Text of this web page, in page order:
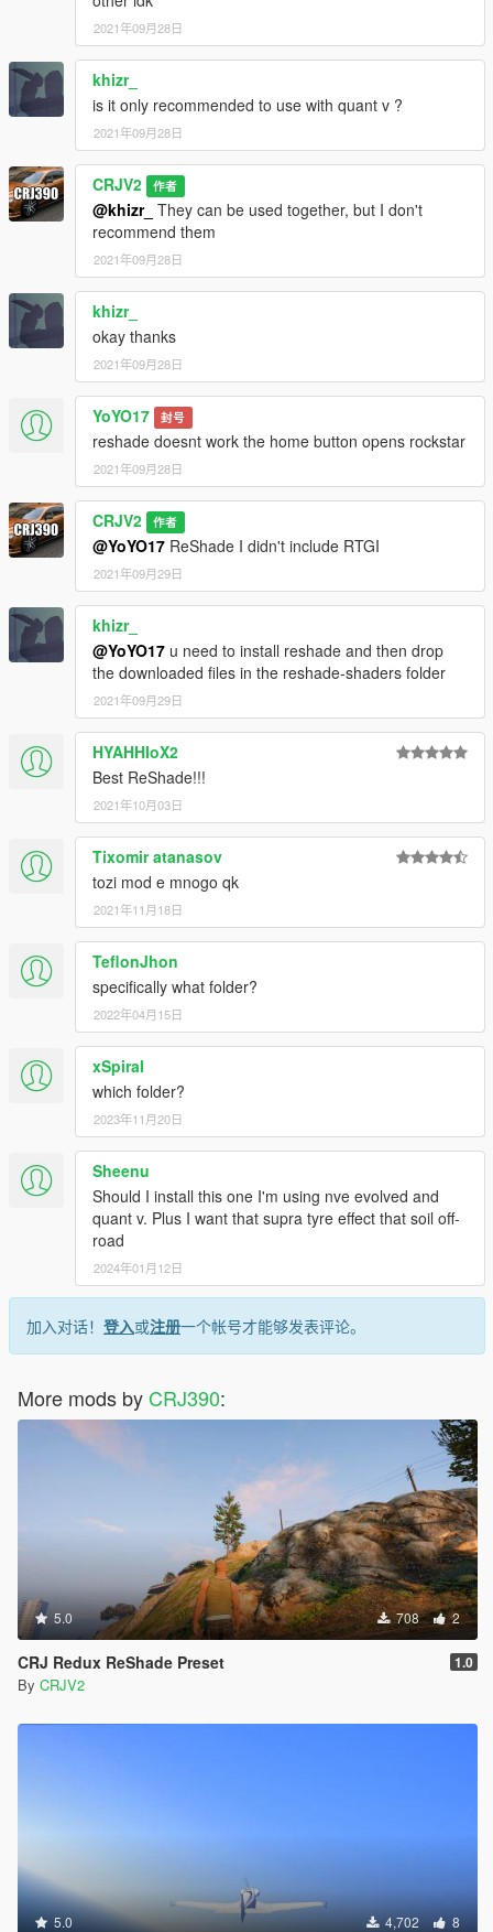
2021年09月28日
khizr_
is it only recommended to use with quant v ?
2021年09月28日
CRJV2 作者
@khizr_ They can be used together, but I don't
recommend them
2021年09月28日
khizr_
okay thanks
2021年09月28日
YoYO17 封号
reshade doesnt work the home button opens rockstar
2021年09月28日
CRJV2 作者
@YoYO17 ReShade I didn't include RTGI
2021年09月29日
khizr_
@YoYO17 u need to install reshade and then drop
the downloaded files in the reshade-shaders folder
2021年09月29日
HYAHHIoX2
Best ReShade!!!
2021年10月03日
Tixomir atanasov
tozi mod e mnogo qk
2021年11月18日
TeflonJhon
specifically what folder?
2022年04月15日
xSpiral
which folder?
2023年11月20日
Sheenu
Should I install this one I'm using nve evolved and
quant v. Plus I want that supra tyre effect that soil off-
road
2024年01月12日
加入对话！ 登入或注册一个帐号才能够发表评论。
More mods by CRJ390:
5.0 708 2
CRJ Redux ReShade Preset 1.0
By CRJV2
5.0 4,702 8